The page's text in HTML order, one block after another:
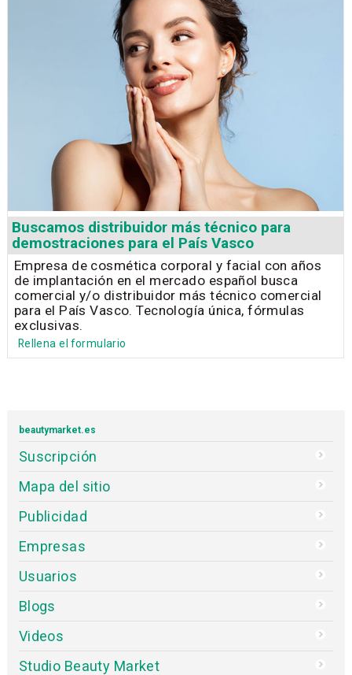
Buscamos distribuidor más técnico para
demostraciones para el País Vasco
Empresa de cosmética corporal y facial con años
de implantación en el mercado español busca
comercial y/o distribuidor más técnico comercial
para el País Vasco. Tecnología única, fórmulas
exclusivas.
Rellena el formulario
beautymarket.es
Suscripción
Mapa del sitio
Publicidad
Empresas
Usuarios
Blogs
Videos
Studio Beauty Market